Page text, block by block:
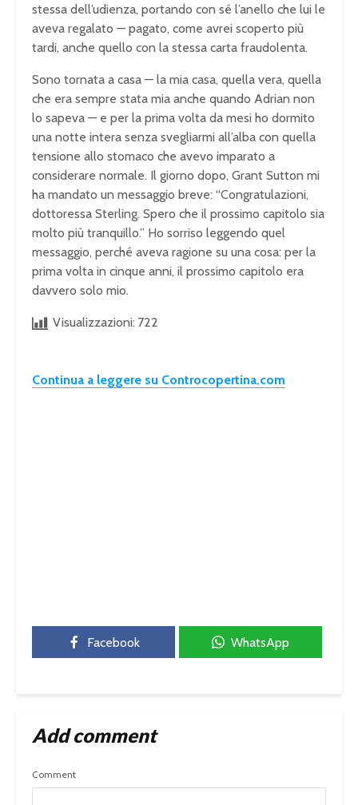
stessa dell’udienza, portando con sé l’anello che lui le
aveva regalato — pagato, come avrei scoperto più
tardi, anche quello con la stessa carta fraudolenta.
Sono tornata a casa — la mia casa, quella vera, quella
che era sempre stata mia anche quando Adrian non
lo sapeva — e per la prima volta da mesi ho dormito
una notte intera senza svegliarmi all’alba con quella
tensione allo stomaco che avevo imparato a
considerare normale. Il giorno dopo, Grant Sutton mi
ha mandato un messaggio breve: “Congratulazioni,
dottoressa Sterling. Spero che il prossimo capitolo sia
molto più tranquillo.” Ho sorriso leggendo quel
messaggio, perché aveva ragione su una cosa: per la
prima volta in cinque anni, il prossimo capitolo era
davvero solo mio.
Visualizzazioni: 722
Continua a leggere su Controcopertina.com
Facebook WhatsApp
Add comment
Comment